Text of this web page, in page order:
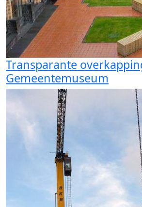
Transparante
Gemeentemuseum